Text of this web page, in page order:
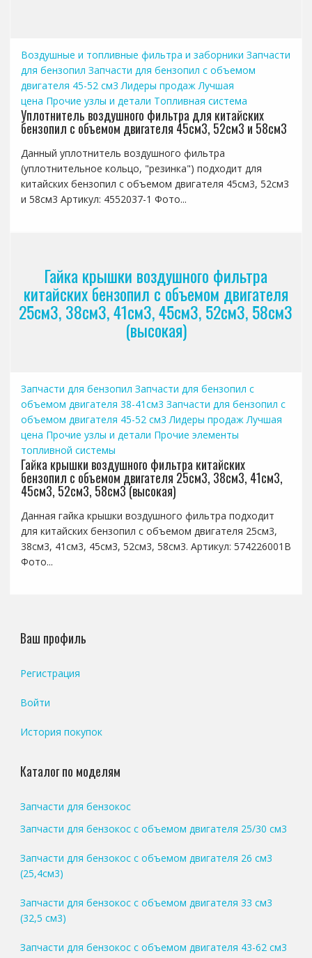
Воздушные и топливные фильтра и заборники Запчасти
для бензопил Запчасти для бензопил с объемом
двигателя 45-52 см3 Лидеры продаж Лучшая
цена Прочие узлы и детали Топливная система
Уплотнитель воздушного фильтра для китайских
бензопил с объемом двигателя 45см3, 52см3 и 58см3
Данный уплотнитель воздушного фильтра
(уплотнительное кольцо, "резинка") подходит для
китайских бензопил с объемом двигателя 45см3, 52см3
и 58см3 Артикул: 4552037-1 Фото...
Гайка крышки воздушного фильтра
китайских бензопил с объемом двигателя
25см3, 38см3, 41см3, 45см3, 52см3, 58см3
(высокая)
Запчасти для бензопил Запчасти для бензопил с
объемом двигателя 38-41см3 Запчасти для бензопил с
объемом двигателя 45-52 см3 Лидеры продаж Лучшая
цена Прочие узлы и детали Прочие элементы
топливной системы
Гайка крышки воздушного фильтра китайских
бензопил с объемом двигателя 25см3, 38см3, 41см3,
45см3, 52см3, 58см3 (высокая)
Данная гайка крышки воздушного фильтра подходит
для китайских бензопил с объемом двигателя 25см3,
38см3, 41см3, 45см3, 52см3, 58см3. Артикул: 574226001B
Фото...
Ваш профиль
Регистрация
Войти
История покупок
Каталог по моделям
Запчасти для бензокос
Запчасти для бензокос с объемом двигателя 25/30 см3
Запчасти для бензокос с объемом двигателя 26 см3
(25,4см3)
Запчасти для бензокос с объемом двигателя 33 см3
(32,5 см3)
Запчасти для бензокос с объемом двигателя 43-62 см3